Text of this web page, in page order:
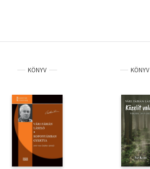
KÖNYV KÖNYV